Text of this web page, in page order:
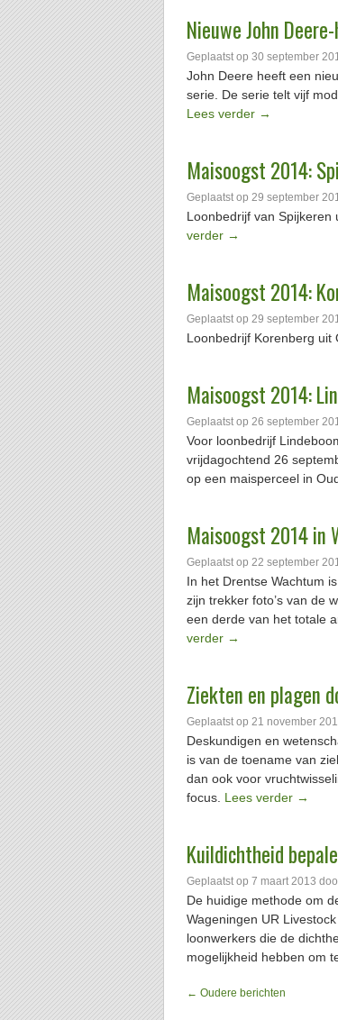
Nieuwe John
Geplaatst op 30 september
John Deere heeft een
serie. De serie telt vijf
Lees verder →
Maisoogst 2014:
Geplaatst op 29 september
Loonbedrijf van Spijkeren
verder →
Maisoogst 2014:
Geplaatst op 29 september
Loonbedrijf Korenberg uit
Maisoogst 2014:
Geplaatst op 26 september
Voor loonbedrijf
vrijdagochtend 26
op een maisperceel in
Maisoogst 2014 in
Geplaatst op 22 september
In het Drentse Wachtum
zijn trekker foto’s van de
een derde van het totale
verder →
Ziekten en plagen
Geplaatst op 21 november
Deskundigen en
is van de toename van
dan ook voor
focus. Lees verder →
Kuildichtheid
Geplaatst op 7 maart 2013
De huidige methode om
Wageningen UR
loonwerkers die de
mogelijkheid hebben om
← Oudere berichten